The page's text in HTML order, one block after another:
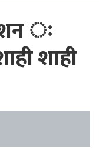
ः
शाही